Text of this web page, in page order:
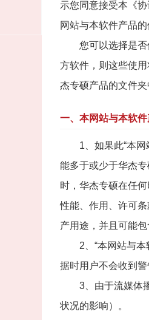
示您同意接受本《
网站与本软件产品
您可以选择是否使
方软件，则这些使
杰专硕产品的文件
一、本网站与本软
1、如果此“本网站
能多于或少于华杰
时，华杰专硕在任
性能、作用、许可
产用途，并且可能
2、“本网站与本软
据时用户不会收到
3、由于流媒体播
状况的影响）。